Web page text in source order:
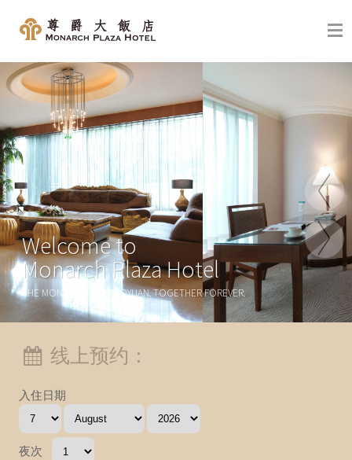
Welcome to
Monarch Plaza Hotel
THE MONARCH AND TAOYUAN, TOGETHER FOREVER.
线上预约：
入住日期
夜次